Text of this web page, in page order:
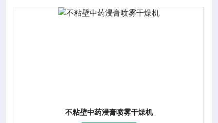
不粘壁中药浸膏喷雾干燥机